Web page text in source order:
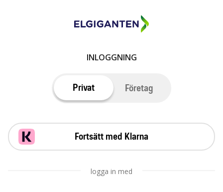
INLOGGNING
Privat Företag
Fortsätt med Klarna
logga in med